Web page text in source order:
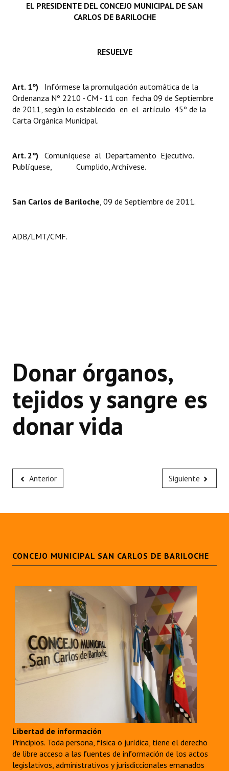
Mujeres que Dejaron Huellas - Registro
Ciudadano Ilustre - Registro
Huéspedes de Honor - Registro
Antiguos Pobladores - Registro
Bariloche, Municipio intercultural
REFORMA DE LA CARTA ORGÁNICA
EL PRESIDENTE DEL CONCEJO MUNICIPAL DE SAN
CARLOS DE BARILOCHE
RESUELVE
Art. 1º) Infórmese la promulgación automática de la
Ordenanza Nº 2210 - CM - 11 con fecha 09 de Septiembre
de 2011, según lo establecido en el artículo 45º de la
Carta Orgánica Municipal.
Art. 2º) Comuníquese al Departamento Ejecutivo.
Publíquese, Cumplido, Archívese.
San Carlos de Bariloche, 09 de Septiembre de 2011.
ADB/LMT/CMF.
Donar órganos,
tejidos y sangre es
donar vida
Anterior Siguiente
CONCEJO MUNICIPAL SAN CARLOS DE BARILOCHE
Libertad de información
Principios. Toda persona, física o jurídica, tiene el derecho
de libre acceso a las fuentes de información de los actos
legislativos, administrativos y jurisdiccionales emanados